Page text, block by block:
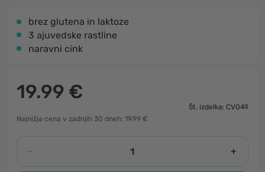
brez glutena in laktoze
3 ajuvedske rastline
naravni cink
19.99 €
Št. izdelka: CV049
Najnižja cena v zadnjih 30 dneh: 19.99 €
- +